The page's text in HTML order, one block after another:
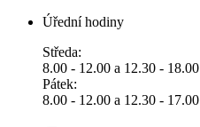
Úřední hodiny
Středa:
8.00 - 12.00 a 12.30 - 18.00
Pátek:
8.00 - 12.00 a 12.30 - 17.00